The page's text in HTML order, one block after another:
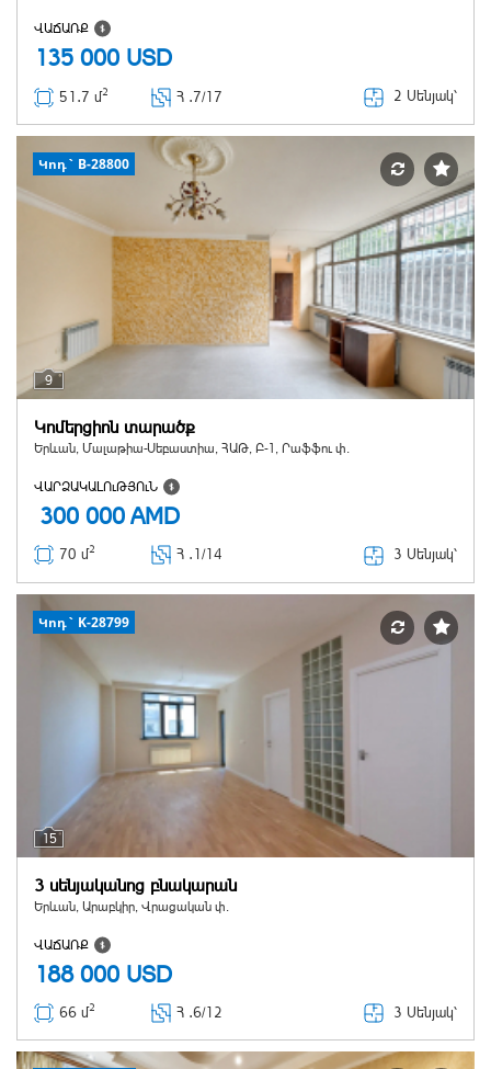
ՎԱՃԱՌՔ
135 000 USD
51․7 մ2 Հ ․7/17 2 Սենյակ՝
9
Կոդ` B-28800
Կոմերցիոն տարածք
Երևան, Մալաթիա-Սեբաստիա, ՀԱԹ, Բ-1, Րաֆֆու փ.
ՎԱՐՁԱԿԱԼՈւԹՅՈւՆ
300 000 AMD
70 մ2 Հ ․ 1/14 3 Սենյակ՝
15
Կոդ` K-28799
3 սենյականոց բնակարան
Երևան, Արաբկիր, Վրացական փ.
ՎԱՃԱՌՔ
188 000 USD
66 մ2 Հ ․6/12 3 Սենյակ՝